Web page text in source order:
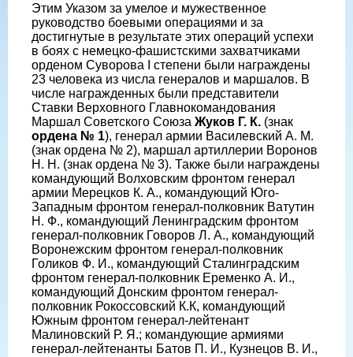
Этим Указом за умелое и мужественное
руководство боевыми операциями и за
достигнутые в результате этих операций успехи
в боях с немецко-фашистскими захватчиками
орденом Суворова I степени были награждены
23 человека из числа генералов и маршалов. В
числе награжденных были представители
Ставки Верховного Главнокомандования
Маршал Советского Союза Жуков Г. К. (знак
ордена № 1), генерал армии Василевский А. М.
(знак ордена № 2), маршал артиллерии Воронов
Н. Н. (знак ордена № 3). Также были награждены
командующий Волховским фронтом генерал
армии Мерецков К. А., командующий Юго-
Западным фронтом генерал-полковник Ватутин
Н. Ф., командующий Ленинградским фронтом
генерал-полковник Говоров Л. А., командующий
Воронежским фронтом генерал-полковник
Голиков Ф. И., командующий Сталинградским
фронтом генерал-полковник Еременко А. И.,
командующий Донским фронтом генерал-
полковник Рокоссовский К.К, командующий
Южным фронтом генерал-лейтенант
Малиновский Р. Я.; командующие армиями
генерал-лейтенанты Батов П. И., Кузнецов В. И.,